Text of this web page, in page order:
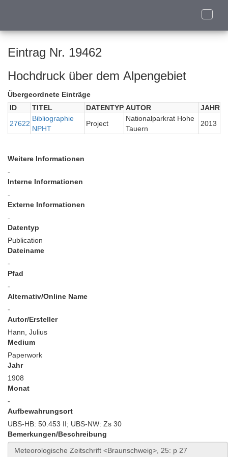
Toggle
Eintrag Nr. 19462
Hochdruck über dem Alpengebiet
Übergeordnete Einträge
ID
TITEL DATENTYP AUTOR
JAHR
27622
Bibliographie
NPHT
Project
Nationalparkrat Hohe
Tauern
2013
Weitere Informationen
-
Interne Informationen
-
Externe Informationen
-
Datentyp
Publication
Dateiname
-
Pfad
-
Alternativ/Online Name
-
Autor/Ersteller
Hann, Julius
Medium
Paperwork
Jahr
1908
Monat
-
Aufbewahrungsort
UBS-HB: 50.453 II; UBS-NW: Zs 30
Bemerkungen/Beschreibung